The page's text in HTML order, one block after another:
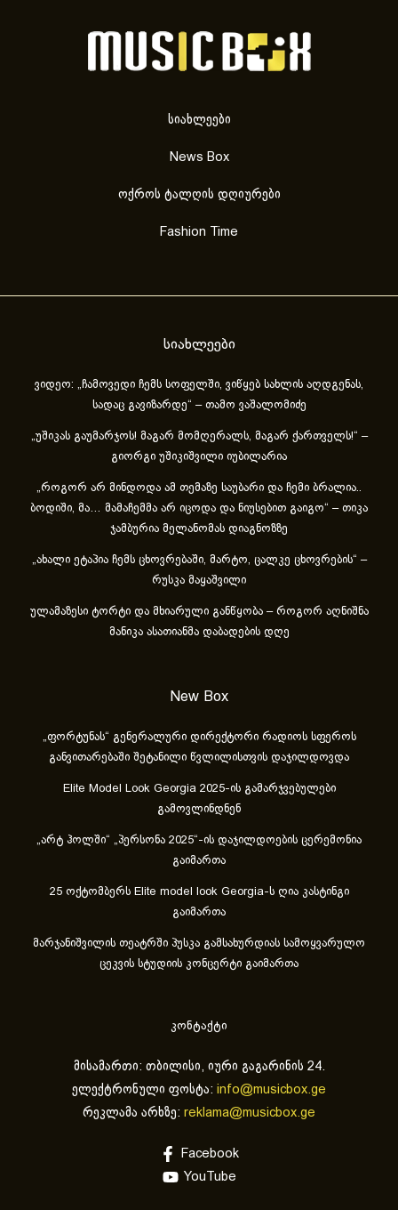
სიახლეები
News Box
ოქროს ტალღის დღიურები
Fashion Time
სიახლეები
ვიდეო: „ჩამოვედი ჩემს სოფელში, ვიწყებ სახლის აღდგენას,
სადაც გავიზარდე“ – თამო ვაშალომიძე
„უშიკას გაუმარჯოს! მაგარ მომღერალს, მაგარ ქართველს!“ –
გიორგი უშიკიშვილი იუბილარია
„როგორ არ მინდოდა ამ თემაზე საუბარი და ჩემი ბრალია..
ბოდიში, მა… მამაჩემმა არ იცოდა და ნიუსებით გაიგო“ – თიკა
ჯამბურია მელანომას დიაგნოზზე
„ახა­ლი ეტა­პია ჩემს ცხოვ­რე­ბა­ში, მარ­ტო, ცალ­კე ცხოვ­რე­ბის“ –
რუსკა მაყაშვილი
ულამაზესი ტორტი და მხიარული განწყობა – როგორ აღნიშნა
მანიკა ასათიანმა დაბადების დღე
New Box
„ფორტუნას“ გენერალური დირექტორი რადიოს სფეროს
განვითარებაში შეტანილი წვლილისთვის დაჯილდოვდა
Elite Model Look Georgia 2025-ის გამარჯვებულები
გამოვლინდნენ
„არტ ჰოლში“ „პერსონა 2025“-ის დაჯილდოების ცერემონია
გაიმართა
25 ოქტომბერს Elite model look Georgia-ს ღია კასტინგი
გაიმართა
მარჯანიშვილის თეატრში პუსკა გამსახურდიას სამოყვარულო
ცეკვის სტუდიის კონცერტი გაიმართა
კონტაქტი
მისამართი: თბილისი, იური გაგარინის 24.
ელექტრონული ფოსტა: info@musicbox.ge
რეკლამა არხზე: reklama@musicbox.ge
Facebook
YouTube